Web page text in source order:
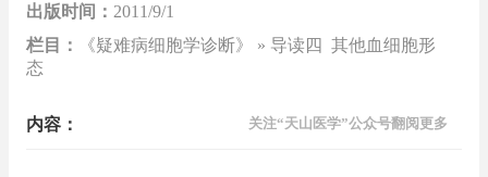
出版时间： 2011/9/1
栏目：
《疑难病细胞学诊断》 » 导读四 其他血细胞形
态
内容： 关注“天山医学”公众号翻阅更多